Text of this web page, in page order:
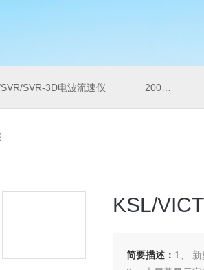
SVR-3D电波流速仪 200M便携式水质重金属快速检测仪
KSL/
简要描述： 1、 新